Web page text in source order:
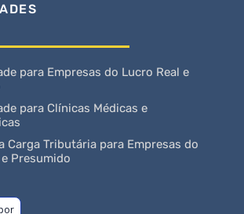
para Empresas do Lucro Real e
para Clínicas Médicas e
Carga Tributária para Empresas do
Presumido